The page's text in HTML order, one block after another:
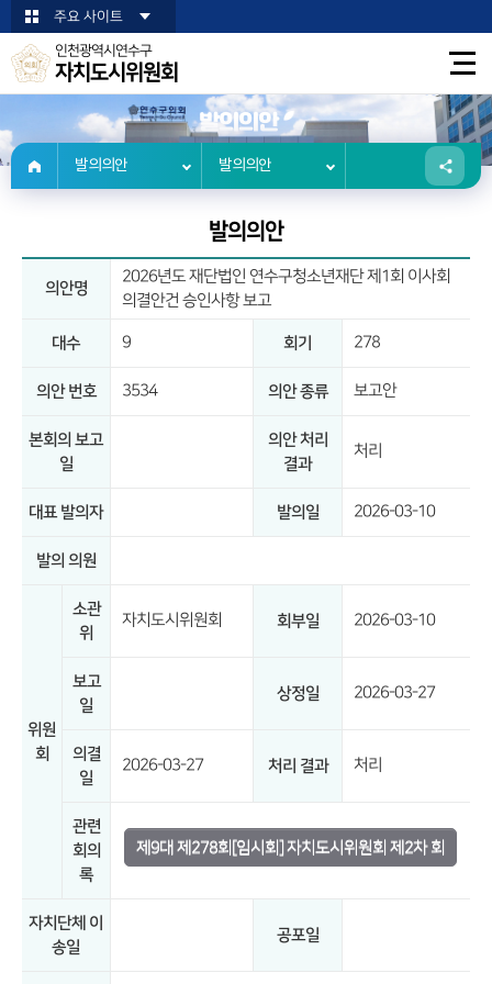
본문바로가기주요 사이트
인천광역시연수구
자치도시위원회
발의의안
발의의안 발의의안
발의의안
의안명
2026년도 재단법인 연수구청소년재단 제1회 이사회
의결안건 승인사항 보고
대수 9 회기 278
의안 번호 3534 의안 종류 보고안
본회의 보고
일
의안 처리
결과
처리
대표 발의자 발의일 2026-03-10
발의 의원
위원
회
소관
위
자치도시위원회 회부일 2026-03-10
보고
일
상정일 2026-03-27
의결
일
2026-03-27 처리 결과 처리
관련
회의
록
제9대 제278회[임시회] 자치도시위원회 제2차 회
자치단체 이
송일
공포일